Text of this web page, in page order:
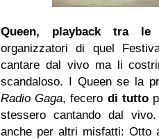
Queen, playback tra le
organizzatori di quel
cantare dal vivo ma li
scandaloso. I Queen se la
Radio Gaga, fecero di tutto
stessero cantando dal
anche per altri misfatti: Otto